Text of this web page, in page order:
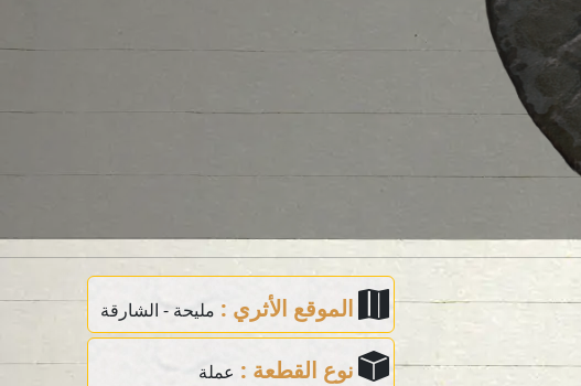
الموقع الأثري : مليحة - الشارقة
نوع القطعة : عملة